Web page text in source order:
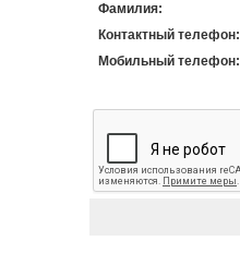
Фамилия:
Контактный телефон:
Мобильный телефон: